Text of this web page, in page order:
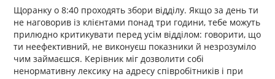
Щоранку о 8:40 проходять збори відділу. Якщо за день ти
не наговорив із клієнтами понад три години, тебе можуть
прилюдно критикувати перед усім відділом: говорити, що
ти неефективний, не виконуєш показники й незрозуміло
чим займаєшся. Керівник міг дозволити собі
ненормативну лексику на адресу співробітників і при